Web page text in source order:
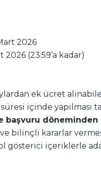
2026
2026 (23:59’a kadar)
ek ücret
içinde yapılması
başvuru
bilinçli kararlar
içeriklerle